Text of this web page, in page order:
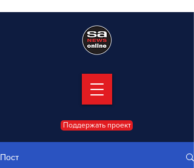
Поддержать проект
Пост